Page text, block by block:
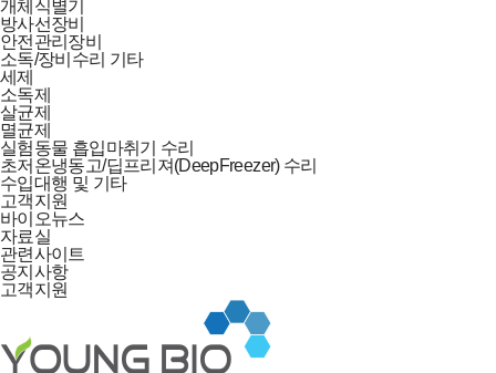
개체식별기
방사선장비
안전관리장비
소독/장비수리 기타
세제
소독제
살균제
멸균제
실험동물 흡입마취기 수리
초저온냉동고/딥프리져(DeepFreezer) 수리
수입대행 및 기타
고객지원
바이오뉴스
자료실
관련사이트
공지사항
고객지원